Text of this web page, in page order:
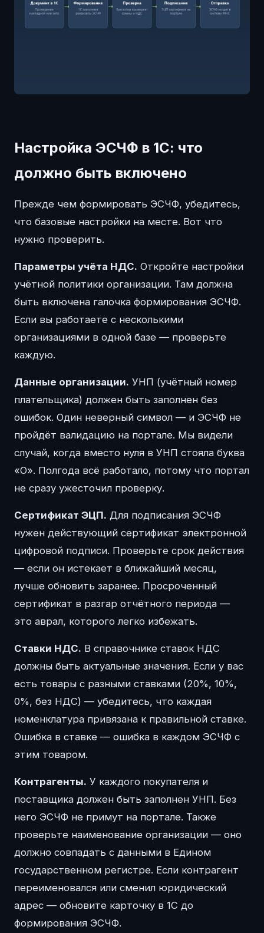
Настройка ЭСЧФ в 1С: что
должно быть включено
Прежде чем формировать ЭСЧФ, убедитесь,
что базовые настройки на месте. Вот что
нужно проверить.
Параметры учёта НДС. Откройте настройки
учётной политики организации. Там должна
быть включена галочка формирования ЭСЧФ.
Если вы работаете с несколькими
организациями в одной базе — проверьте
каждую.
Данные организации. УНП (учётный номер
плательщика) должен быть заполнен без
ошибок. Один неверный символ — и ЭСЧФ не
пройдёт валидацию на портале. Мы видели
случай, когда вместо нуля в УНП стояла буква
«О». Полгода всё работало, потому что портал
не сразу ужесточил проверку.
Сертификат ЭЦП. Для подписания ЭСЧФ
нужен действующий сертификат электронной
цифровой подписи. Проверьте срок действия
— если он истекает в ближайший месяц,
лучше обновить заранее. Просроченный
сертификат в разгар отчётного периода —
это аврал, которого легко избежать.
Ставки НДС. В справочнике ставок НДС
должны быть актуальные значения. Если у вас
есть товары с разными ставками (20%, 10%,
0%, без НДС) — убедитесь, что каждая
номенклатура привязана к правильной ставке.
Ошибка в ставке — ошибка в каждом ЭСЧФ с
этим товаром.
Контрагенты. У каждого покупателя и
поставщика должен быть заполнен УНП. Без
него ЭСЧФ не примут на портале. Также
проверьте наименование организации — оно
должно совпадать с данными в Едином
государственном регистре. Если контрагент
переименовался или сменил юридический
адрес — обновите карточку в 1С до
формирования ЭСЧФ.